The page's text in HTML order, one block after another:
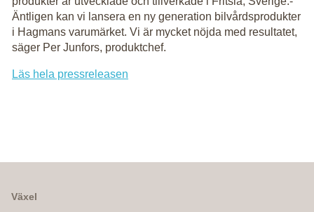
Äntligen kan vi lansera en ny generation bilvårdsprodukter
i Hagmans varumärket. Vi är mycket nöjda med resultatet,
säger Per Junfors, produktchef.
Läs hela pressreleasen
Växel